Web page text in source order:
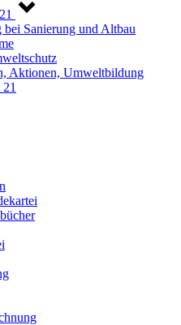
bei Sanierung und Altbau
Aktionen, Umweltbildung